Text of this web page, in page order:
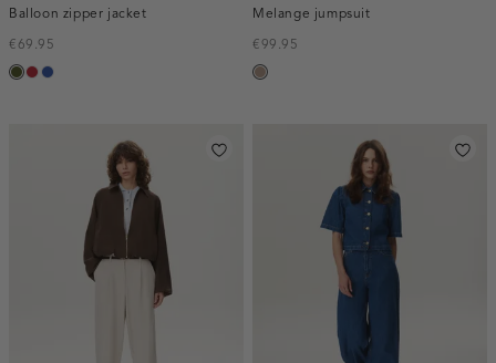
Balloon zipper jacket
€69.95
groen,
donkerrood
kobaltblauw
Melange jumpsuit
€99.95
taupe,